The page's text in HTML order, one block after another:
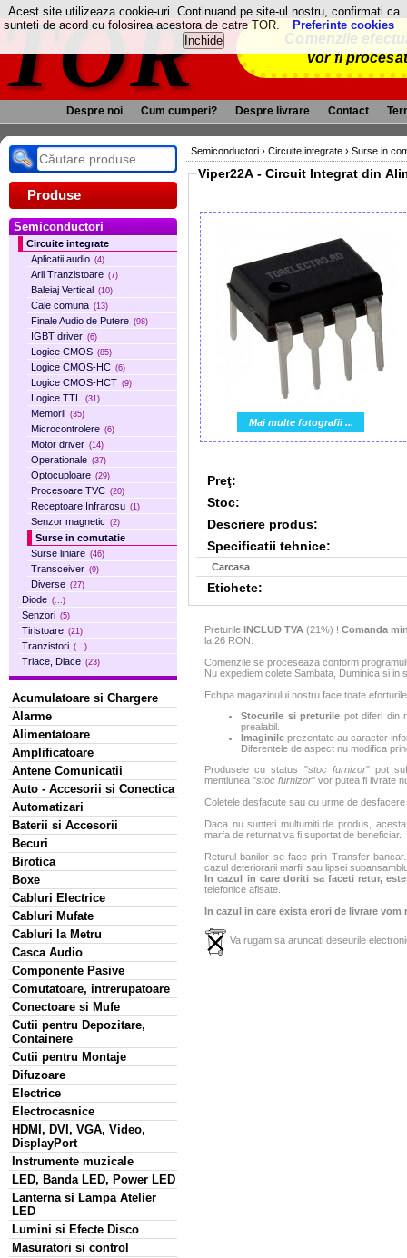
TOR
Comenzile
vor fi
Despre noi Cum cumperi? Despre livrare Contact
Produse
Semiconductori
Circuite integrate
Aplicatii audio (4)
Arii Tranzistoare (7)
Baleiaj Vertical (10)
Cale comuna (13)
Finale Audio de Putere (98)
IGBT driver (6)
Logice CMOS (85)
Logice CMOS-HC (6)
Logice CMOS-HCT (9)
Logice TTL (31)
Memorii (35)
Microcontrolere (6)
Motor driver (14)
Operationale (37)
Optocuploare (29)
Procesoare TVC (20)
Receptoare Infrarosu (1)
Senzor magnetic (2)
Surse in comutatie
Surse liniare (46)
Transceiver (9)
Diverse (27)
Diode (...)
Senzori (5)
Tiristoare (21)
Tranzistori (...)
Triace, Diace (23)
Acumulatoare si Chargere
Alarme
Alimentatoare
Amplificatoare
Antene Comunicatii
Auto - Accesorii si Conectica
Automatizari
Baterii si Accesorii
Becuri
Birotica
Boxe
Cabluri Electrice
Cabluri Mufate
Cabluri la Metru
Casca Audio
Componente Pasive
Comutatoare, intrerupatoare
Conectoare si Mufe
Cutii pentru Depozitare,
Containere
Cutii pentru Montaje
Difuzoare
Electrice
Electrocasnice
HDMI, DVI, VGA, Video,
DisplayPort
Instrumente muzicale
LED, Banda LED, Power LED
Lanterna si Lampa Atelier
LED
Lumini si Efecte Disco
Masuratori si control
Semiconductori › Circuite integrate › Surse in
Viper22A - Circuit Integrat din
Mai multe fotografii ...
Preţ:
Stoc:
Descriere produs:
Specificatii tehnice:
Carcasa
Etichete:
Preturile INCLUD TVA (21%) ! Comanda
la 26 RON.
Comenzile se proceseaza conform
Nu expediem colete Sambata, Duminica si in
Echipa magazinului nostru face toate
Stocurile si preturile pot diferi din
prealabil.
Imaginile prezentate au caracter
Diferentele de aspect nu modifica
Produsele cu status "stoc furnizor" pot
mentiunea "stoc furnizor" vor putea fi livrate
Coletele desfacute sau cu urme de
Daca nu sunteti multumiti de produs,
marfa de returnat va fi suportat de beneficiar.
Returul banilor se face prin Transfer
cazul deteriorarii marfii sau lipsei
In cazul in care doriti sa faceti retur,
telefonice afisate.
In cazul in care exista erori de livrare
Va rugam sa aruncati deseurile
Acest site utilizeaza cookie-uri. Continuand pe site-ul nostru, confirmati ca
sunteti de acord cu folosirea acestora de catre TOR.
Preferinte cookies